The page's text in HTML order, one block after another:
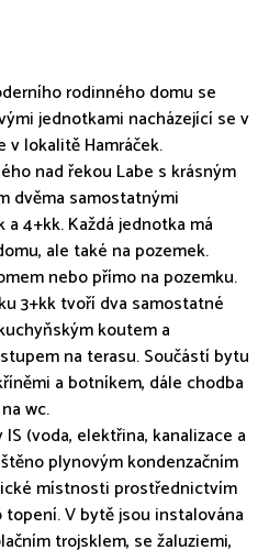
rodinného domu se
jednotkami nacházející se v
lokalitě Hamráček.
nad řekou Labe s krásným
dvěma samostatnými
4+kk. Každá jednotka má
ale také na pozemek.
nebo přímo na pozemku.
3+kk tvoří dva samostatné
koutem a
na terasu. Součástí bytu
a botníkem, dále chodba
wc.
(voda, elektřina, kanalizace a
plynovým kondenzačním
místnosti prostřednictvím
V bytě jsou instalována
trojsklem, se žaluziemi,